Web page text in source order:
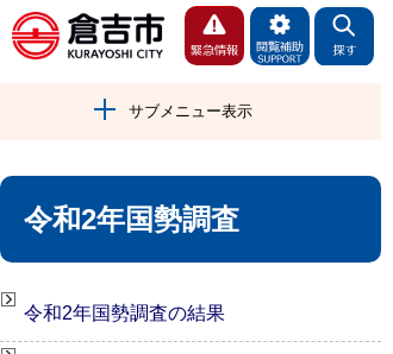
サブメニュー表示
令和2年国勢調査
令和2年国勢調査の結果